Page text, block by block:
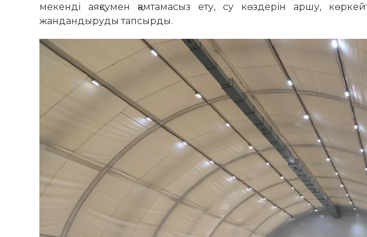
мекенді аяқсумен қамтамасыз ету, су көздерін аршу,
жандандыруды тапсырды.